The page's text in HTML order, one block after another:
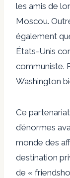
les amis de
Moscou.
également
États-Unis
communiste.
Washington
Ce
d’énormes
monde des
destination
de «